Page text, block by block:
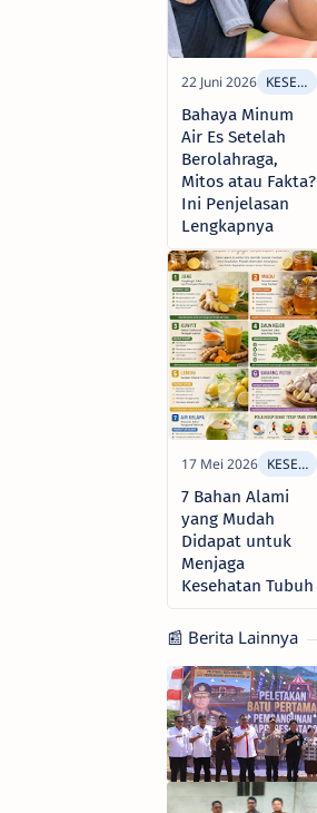
Bahaya Minum
Air Es Setelah
Berolahraga,
Mitos atau Fakta?
Ini Penjelasan
Lengkapnya
7 Bahan Alami
yang Mudah
Didapat untuk
Menjaga
Kesehatan Tubuh
📰 Berita Lainnya